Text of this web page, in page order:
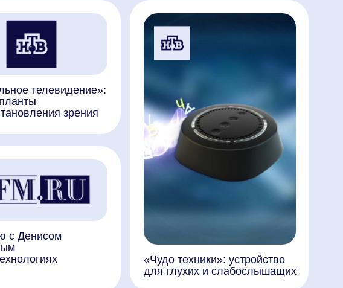
«Чудо техники»: устройство
для глухих и слабослышащих
Люди. Новая версия